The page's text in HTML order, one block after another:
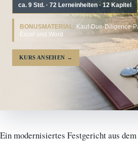
ca. 9 Std. · 72 Lerneinheiten · 12 Kapitel
BONUSMATERIAL: Kauf-Due-Diligence-
Excel und Word
KURS ANSEHEN →
Ein modernisiertes Festgericht aus